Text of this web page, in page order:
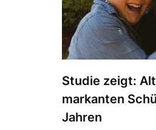
Studie zeigt:
markanten
Jahren